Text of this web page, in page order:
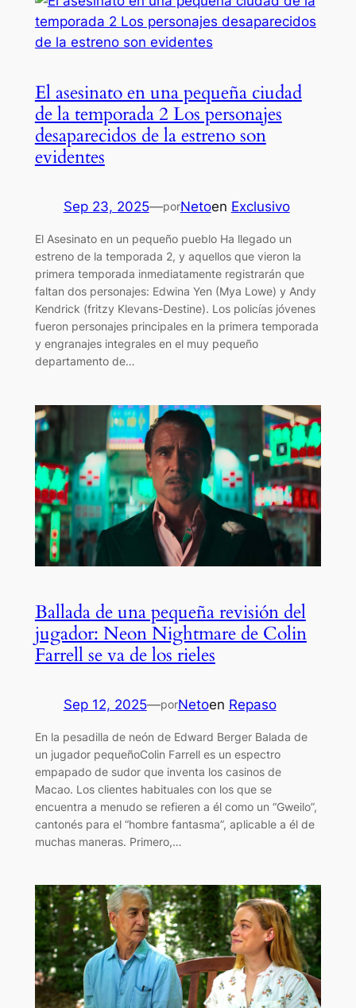
El asesinato en una pequeña ciudad
de la temporada 2 Los personajes
desaparecidos de la estreno son
evidentes
Sep 23, 2025—porNetoen Exclusivo
El Asesinato en un pequeño pueblo Ha llegado un
estreno de la temporada 2, y aquellos que vieron la
primera temporada inmediatamente registrarán que
faltan dos personajes: Edwina Yen (Mya Lowe) y Andy
Kendrick (fritzy Klevans-Destine). Los policías jóvenes
fueron personajes principales en la primera temporada
y engranajes integrales en el muy pequeño
departamento de…
Ballada de una pequeña revisión del
jugador: Neon Nightmare de Colin
Farrell se va de los rieles
Sep 12, 2025—porNetoen Repaso
En la pesadilla de neón de Edward Berger Balada de
un jugador pequeñoColin Farrell es un espectro
empapado de sudor que inventa los casinos de
Macao. Los clientes habituales con los que se
encuentra a menudo se refieren a él como un “Gweilo”,
cantonés para el “hombre fantasma”, aplicable a él de
muchas maneras. Primero,…